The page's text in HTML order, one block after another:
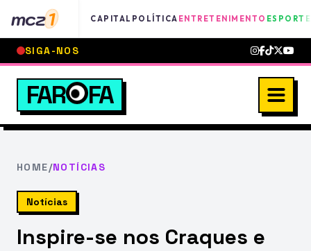
mcz1 CAPITAL POLÍTICA ENTRETENIMENTO
SIGA-NOS
FAR FA
HOME/NOTÍCIAS
Notícias
Inspire-se nos Craques e